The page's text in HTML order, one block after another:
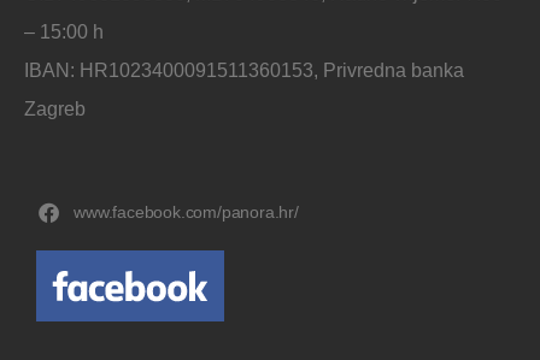
– 15:00 h
IBAN: HR1023400091511360153, Privredna banka
Zagreb
www.facebook.com/panora.hr/